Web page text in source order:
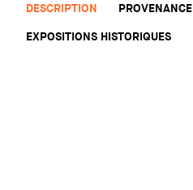
DESCRIPTION
PROVENANCE
EXPOSITIONS HISTORIQUES